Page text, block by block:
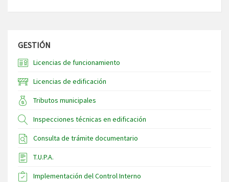
GESTIÓN
Licencias de funcionamiento
Licencias de edificación
Tributos municipales
Inspecciones técnicas en edificación
Consulta de trámite documentario
T.U.P.A.
Implementación del Control Interno